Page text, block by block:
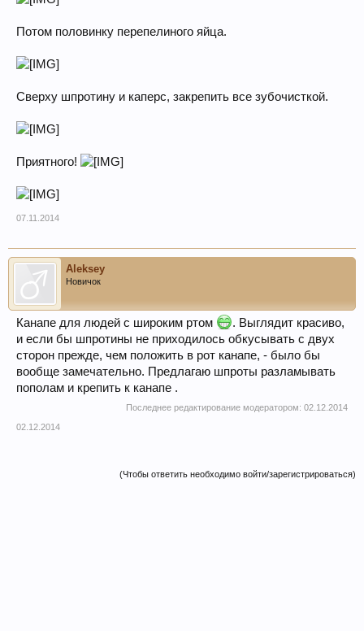
Потом половинку перепелиного яйца.
Сверху шпротину и каперс, закрепить все зубочисткой.
Приятного!
07.11.2014
Aleksey
Новичок
Канапе для людей с широким ртом
. Выглядит красиво,
и если бы шпротины не приходилось обкусывать с двух
сторон прежде, чем положить в рот канапе, - было бы
вообще замечательно. Предлагаю шпроты разламывать
пополам и крепить к канапе .
Последнее редактирование модератором: 02.12.2014
02.12.2014
(Чтобы ответить необходимо войти/зарегистрироваться)